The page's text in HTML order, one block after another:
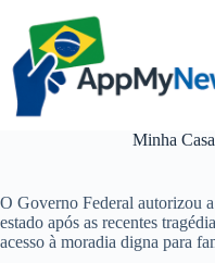
conteúdo
Minha
O Governo Federal autorizou
estado após as recentes
acesso à moradia digna para